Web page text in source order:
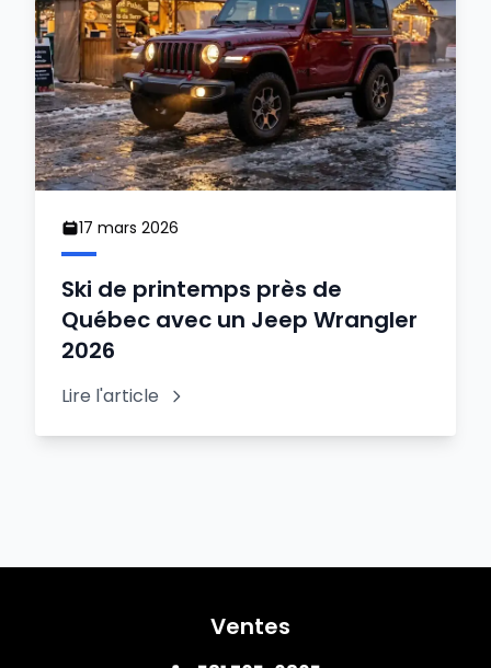
17 mars 2026
Ski de printemps près de
Québec avec un Jeep Wrangler
2026
Lire l'article
Ventes